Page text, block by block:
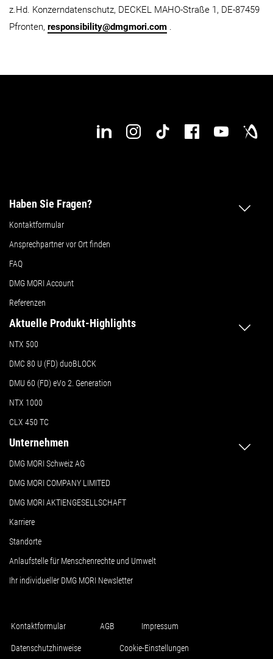
z.Hd. Konzerndatenschutz, DECKEL MAHO-Straße 1, DE-87459
Pfronten, responsibility@dmgmori.com .
Haben Sie Fragen?
Kontaktformular
Ansprechpartner vor Ort finden
FAQ
DMG MORI Account
Referenzen
Aktuelle Produkt-Highlights
NTX 500
DMC 80 U (FD) duoBLOCK
DMU 60 (FD) eVo 2. Generation
NTX 1000
CLX 450 TC
Unternehmen
DMG MORI Schweiz AG
DMG MORI COMPANY LIMITED
DMG MORI AKTIENGESELLSCHAFT
Karriere
Standorte
Anlaufstelle für Menschenrechte und Umwelt
Ihr individueller DMG MORI Newsletter
Kontaktformular AGB Impressum
Datenschutzhinweise Cookie-Einstellungen